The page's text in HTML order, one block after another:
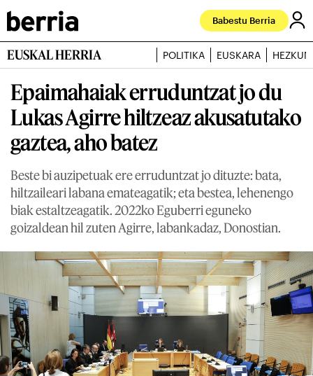
Babestu Berria
EUSKAL HERRIA POLITIKA EUSKARA
Epaimahaiak erruduntzat jo du
Lukas Agirre hiltzeaz akusatutako
gaztea, aho batez
Beste bi auzipetuak ere erruduntzat jo dituzte: bata,
hiltzaileari labana emateagatik; eta bestea, lehenengo
biak estaltzeagatik. 2022ko Eguberri eguneko
goizaldean hil zuten Agirre, labankadaz, Donostian.